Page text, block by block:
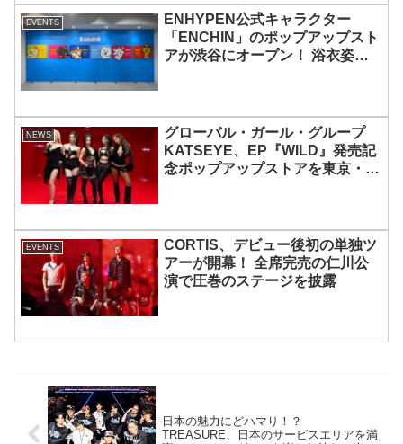
EVENTS
ENHYPEN公式キャラクター
「ENCHIN」のポップアップスト
アが渋谷にオープン！ 浴衣姿の
NEWS
グローバル・ガール・グループ
KATSEYE、EP『WILD』発売記
念ポップアップストアを東京・原
EVENTS
CORTIS、デビュー後初の単独ツ
アーが開幕！ 全席完売の仁川公
演で圧巻のステージを披露
日本の魅力にどハマり！？
TREASURE、日本のサービスエリアを満